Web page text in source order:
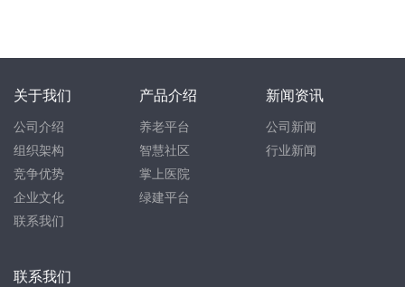
关于我们
公司介绍
组织架构
竞争优势
企业文化
联系我们
产品介绍
养老平台
智慧社区
掌上医院
绿建平台
新闻资讯
公司新闻
行业新闻
联系我们